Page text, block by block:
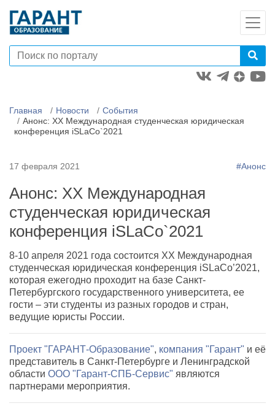
Главная Новости
События
Анонс: XX Международная студенческая юридическая
конференция iSLaCo`2021
17 февраля 2021 #Анонс
Анонс: XX Международная
студенческая юридическая
конференция iSLaCo`2021
8-10 апреля 2021 года состоится ХХ Международная
студенческая юридическая конференция iSLaCo’2021,
которая ежегодно проходит на базе Санкт-
Петербургского государственного университета, ее
гости – эти студенты из разных городов и стран,
ведущие юристы России.
Проект "ГАРАНТ-Образование", компания "Гарант" и её
представитель в Санкт-Петербурге и Ленинградской
области ООО "Гарант-СПБ-Сервис" являются
партнерами мероприятия.